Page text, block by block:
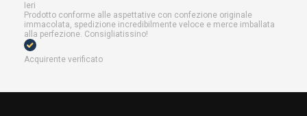
Ieri
Prodotto conforme alle aspettative con confezione originale
immacolata, spedizione incredibilmente veloce e merce imballata
alla perfezione. Consigliatissino!
Acquirente verificato